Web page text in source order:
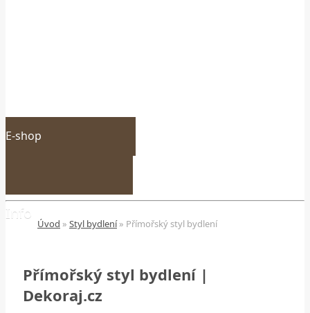
E-shop
Úvod » Styl bydlení » Přímořský styl bydlení
Přímořský styl bydlení |
Dekoraj.cz